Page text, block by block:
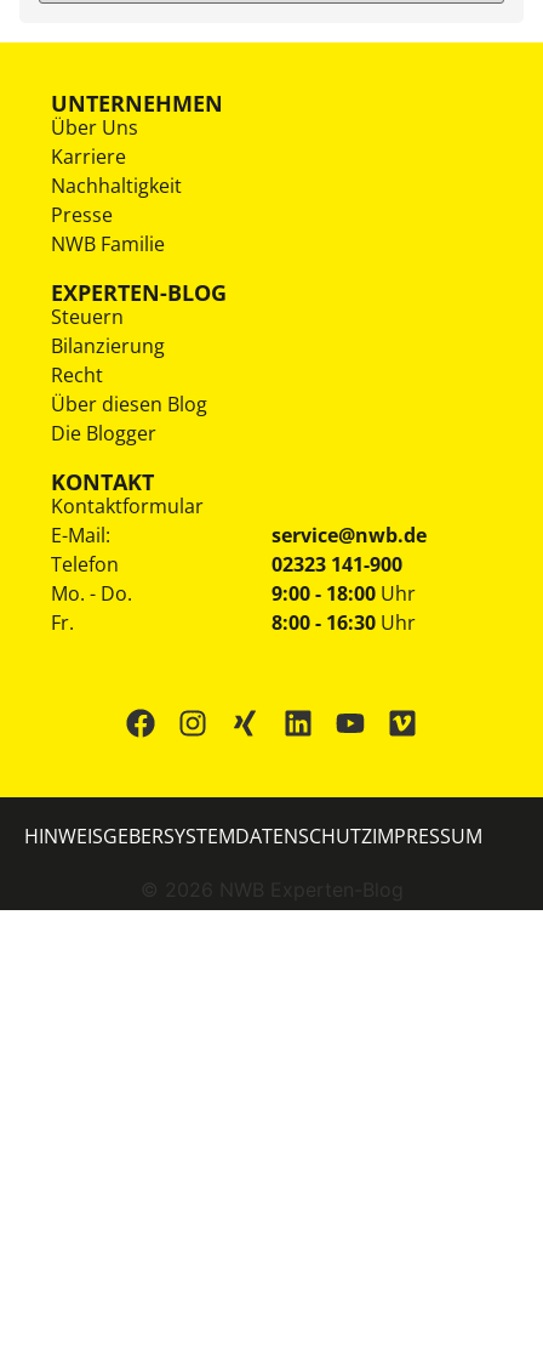
UNTERNEHMEN
Über Uns
Karriere
Nachhaltigkeit
Presse
NWB Familie
EXPERTEN-BLOG
Steuern
Bilanzierung
Recht
Über diesen Blog
Die Blogger
KONTAKT
Kontaktformular
E-Mail:
service@nwb.de
Telefon
02323 141-900
Mo. - Do.
Fr.
9:00 - 18:00 Uhr
8:00 - 16:30 Uhr
© 2026 NWB Experten-Blog
HINWEISGEBERSYSTEMDATENSCHUTZIMPRESSUM